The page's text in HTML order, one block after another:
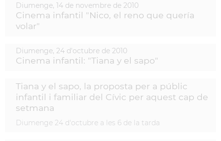
Diumenge, 14 de novembre de 2010
Cinema infantil "Nico, el reno que quería
volar"
Diumenge, 24 d'octubre de 2010
Cinema infantil: "Tiana y el sapo"
Tiana y el sapo, la proposta per a públic
infantil i familiar del Cívic per aquest cap de
setmana
Diumenge 24 d'octubre a les 6 de la tarda